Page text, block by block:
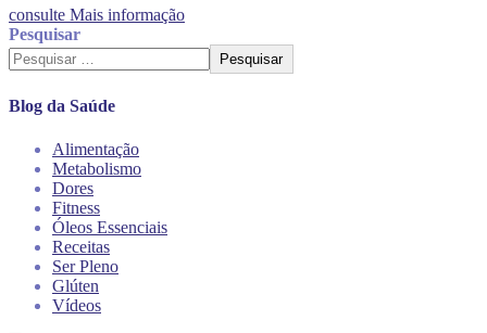
consulte Mais informação
Pesquisar
Pesquisar
Blog da Saúde
Alimentação
Metabolismo
Dores
Fitness
Óleos Essenciais
Receitas
Ser Pleno
Glúten
Vídeos